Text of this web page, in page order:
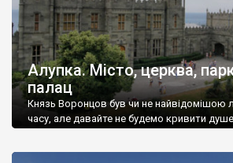
Алупка. Місто, церква,
палац
Князь Воронцов був чи не найвідомішою
часу, але давайте не будемо кривити